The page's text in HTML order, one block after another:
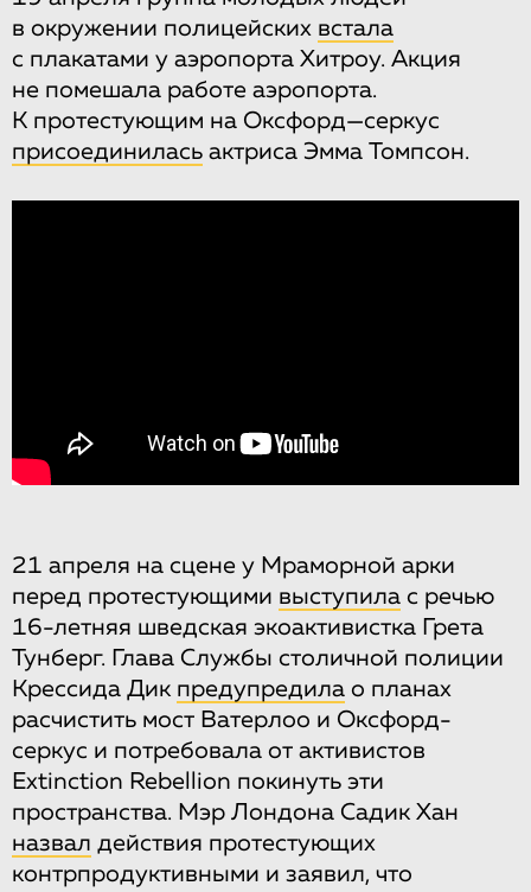
в окружении полицейских встала
с плакатами у аэропорта Хитроу. Акция
не помешала работе аэропорта.
К протестующим на Оксфорд—серкус
присоединилась актриса Эмма Томпсон.
21 апреля на сцене у Мраморной арки
перед протестующими выступила с речью
16-летняя шведская экоактивистка Грета
Тунберг. Глава Службы столичной полиции
Крессида Дик предупредила о планах
расчистить мост Ватерлоо и Оксфорд-
серкус и потребовала от активистов
Extinction Rebellion покинуть эти
пространства. Мэр Лондона Садик Хан
назвал действия протестующих
контрпродуктивными и заявил, что